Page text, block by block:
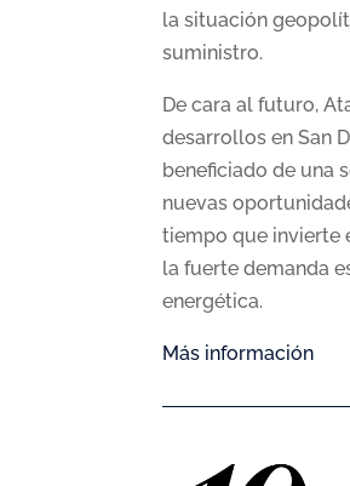
la situación
suministro.
De cara al futuro,
desarrollos en San
beneficiado de una
nuevas
tiempo que invierte
la fuerte demanda
energética.
Más información